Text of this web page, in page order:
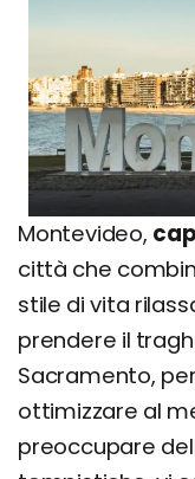
Montevideo,
città che
stile di vita
prendere il
Sacramento,
ottimizzare al
preoccupare